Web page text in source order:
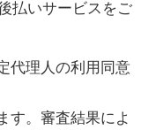
払いサービスをご
代理人の利用同意
す。審査結果によ